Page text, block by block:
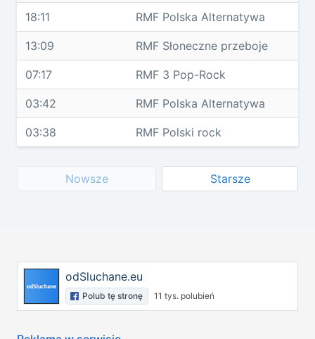
18:11 RMF Polska Alternatywa
13:09 RMF Słoneczne przeboje
07:17 RMF 3 Pop-Rock
03:42 RMF Polska Alternatywa
03:38 RMF Polski rock
Nowsze Starsze
odSluchane.eu
Polub tę stronę 11 tys. polubień